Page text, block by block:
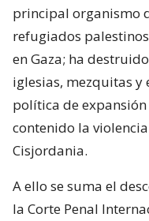
principal organismo
refugiados
en Gaza; ha
iglesias, mezquitas y
política de
contenido la
Cisjordania.
A ello se suma el
la Corte Penal